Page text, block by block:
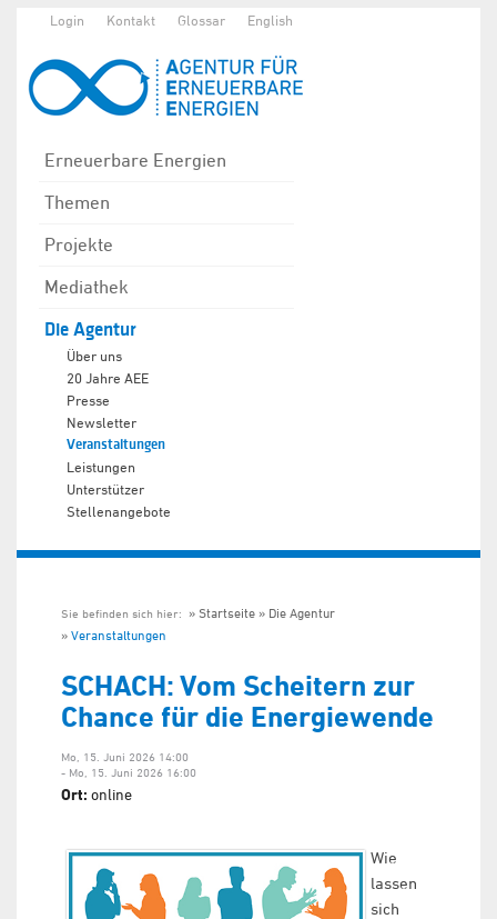
Login Kontakt Glossar English
Erneuerbare Energien
Themen
Projekte
Mediathek
Die Agentur
Über uns
20 Jahre AEE
Presse
Newsletter
Veranstaltungen
Leistungen
Unterstützer
Stellenangebote
Sie befinden sich hier: Startseite
Die Agentur
Veranstaltungen
SCHACH: Vom Scheitern zur
Chance für die Energiewende
Mo, 15. Juni 2026 14:00
- Mo, 15. Juni 2026 16:00
Ort: online
Wie
lassen
sich